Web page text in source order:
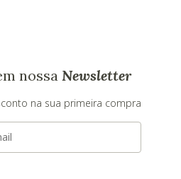
nossa Newsletter
na sua primeira compra